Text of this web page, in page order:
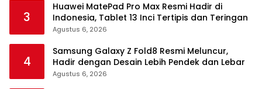
3
Huawei MatePad Pro Max Resmi Hadir di
Indonesia, Tablet 13 Inci Tertipis dan Teringan
Agustus 6, 2026
4
Samsung Galaxy Z Fold8 Resmi Meluncur,
Hadir dengan Desain Lebih Pendek dan Lebar
Agustus 6, 2026